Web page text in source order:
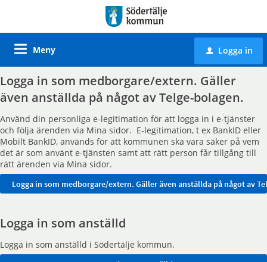
Meny u Logga in
Logga in som medborgare/extern. Gäller
även anställda på något av Telge-bolagen.
Använd din personliga e-legitimation för att logga in i e-tjänster
och följa ärenden via Mina sidor. E-legitimation, t ex BankID eller
Mobilt BankID, används för att kommunen ska vara säker på vem
det är som använt e-tjänsten samt att rätt person får tillgång till
rätt ärenden via Mina sidor.
Logga in som anställd
Logga in som anställd i Södertälje kommun.